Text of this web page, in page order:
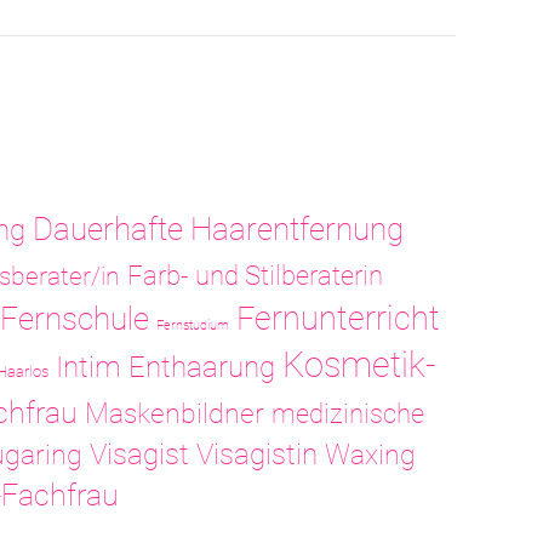
Dauerhafte Haarentfernung
in Farb- und Stilberaterin
Fernschule Fernstudium Fernunterricht
Intim Enthaarung Kosmetik-
Maskenbildner medizinische
Visagist Visagistin Waxing